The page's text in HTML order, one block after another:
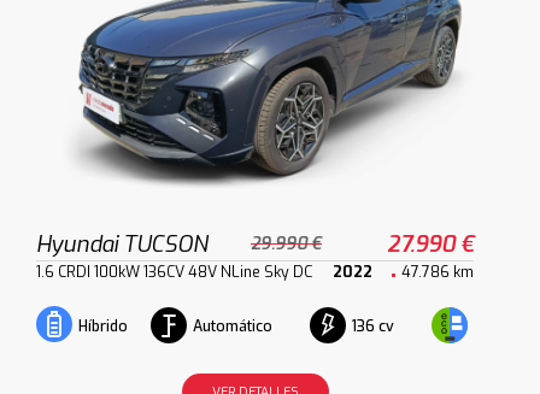
Hyundai TUCSON 29.990 € 27.990 €
1.6 CRDI 100kW 136CV 48V NLine Sky DC 2022 47.786 km
Híbrido Automático 136 cv